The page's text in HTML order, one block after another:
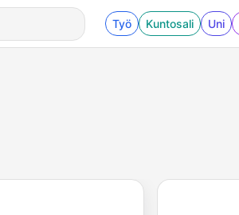
Työ Kuntosali Uni